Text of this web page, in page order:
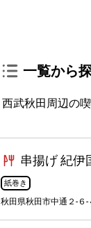
一覧から
西武秋田周辺の
串揚げ 紀伊
紙巻き
秋田県秋田市中通２-６